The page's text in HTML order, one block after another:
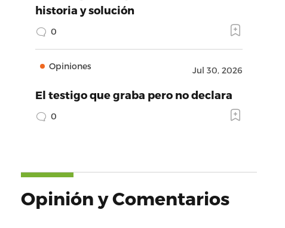
historia y solución
0
Opiniones Jul 30, 2026
El testigo que graba pero no declara
0
Opinión y Comentarios